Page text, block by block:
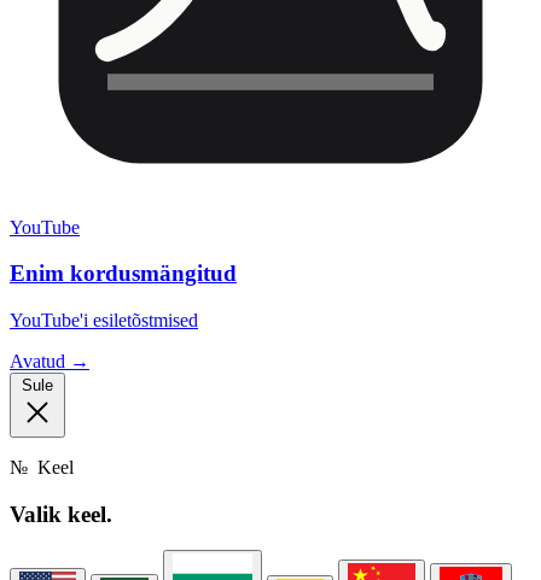
YouTube
Enim kordusmängitud
YouTube'i esiletõstmised
Avatud →
Sule
№ Keel
Valik keel.